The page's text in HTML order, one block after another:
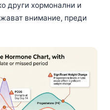
други хормонални и
внимание, преди